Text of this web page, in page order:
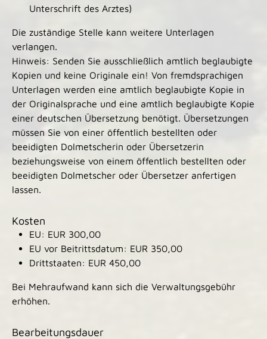
Unterschrift des Arztes)
Die zuständige Stelle kann weitere Unterlagen
verlangen.
Hinweis: Senden Sie ausschließlich amtlich beglaubigte
Kopien und keine Originale ein! Von fremdsprachigen
Unterlagen werden eine amtlich beglaubigte Kopie in
der Originalsprache und eine amtlich beglaubigte Kopie
einer deutschen Übersetzung benötigt. Übersetzungen
müssen Sie von einer öffentlich bestellten oder
beeidigten Dolmetscherin oder Übersetzerin
beziehungsweise von einem öffentlich bestellten oder
beeidigten Dolmetscher oder Übersetzer anfertigen
lassen.
Kosten
EU: EUR 300,00
EU vor Beitrittsdatum: EUR 350,00
Drittstaaten: EUR 450,00
Bei Mehraufwand kann sich die Verwaltungsgebühr
erhöhen.
Bearbeitungsdauer